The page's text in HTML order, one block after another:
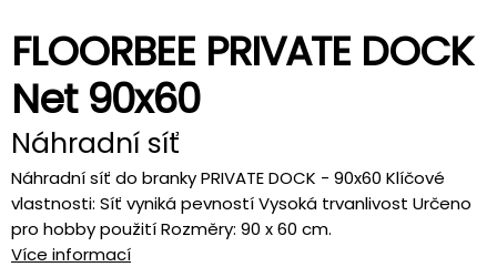
FLOORBEE PRIVATE DOCK
Net 90x60
Náhradní síť
Náhradní síť do branky PRIVATE DOCK - 90x60 Klíčové
vlastnosti: Síť vyniká pevností Vysoká trvanlivost Určeno
pro hobby použití Rozměry: 90 x 60 cm.
Více informací